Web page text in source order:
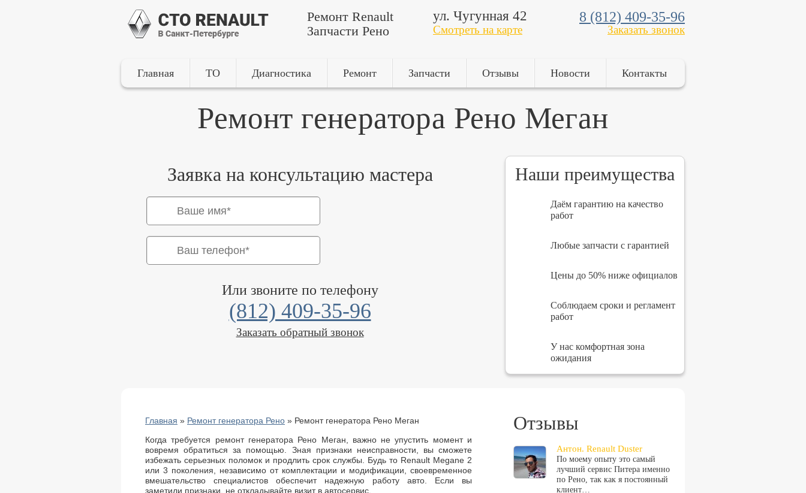
Ремонт Renault
Запчасти Рено
ул. Чугунная 42
Смотреть на карте
8 (812) 409-35-96
Заказать звонок
Главная ТО Диагностика Ремонт Запчасти Отзывы Новости Контакты
Ремонт генератора Рено Меган
Заявка на консультацию мастера
Или звоните по телефону
(812) 409-35-96
Заказать обратный звонок
Наши преимущества
Даём гарантию на качество
работ
Любые запчасти с гарантией
Цены до 50% ниже официалов
Соблюдаем сроки и регламент
работ
У нас комфортная зона
ожидания
Главная » Ремонт генератора Рено » Ремонт генератора Рено Меган
Когда требуется ремонт генератора Рено Меган, важно не упустить момент и
вовремя обратиться за помощью. Зная признаки неисправности, вы сможете
избежать серьезных поломок и продлить срок службы. Будь то Renault Megane 2
или 3 поколения, независимо от комплектации и модификации, своевременное
вмешательство специалистов обеспечит надежную работу авто. Если вы
заметили признаки, не откладывайте визит в автосервис.
Отзывы
Антон. Renault Duster
По моему опыту это самый
лучший сервис Питера именно
по Рено, так как я постоянный
клиент…